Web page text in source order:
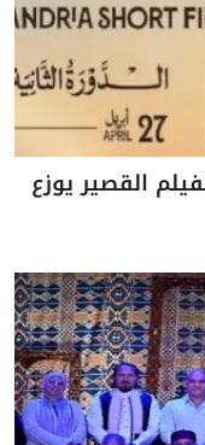
القصير يوزع